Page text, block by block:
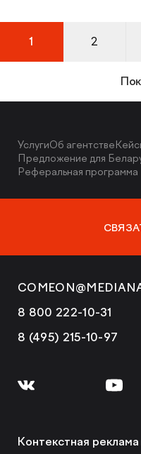
1 2
УслугиОб агентстве
Предложение для
Реферальная программа
8 800 222-10-31
8 (495) 215-10-97
Контекстная